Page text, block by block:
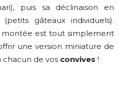
puis sa déclinaison en
gâteaux individuels).
est tout simplement
une version miniature de
de vos convives !